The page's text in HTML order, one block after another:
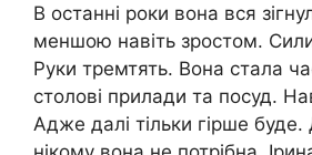
В останні роки вона вся
меншою навіть зростом. Сили
Руки тремтять. Вона стала
столові прилади та посуд.
Адже далі тільки гірше